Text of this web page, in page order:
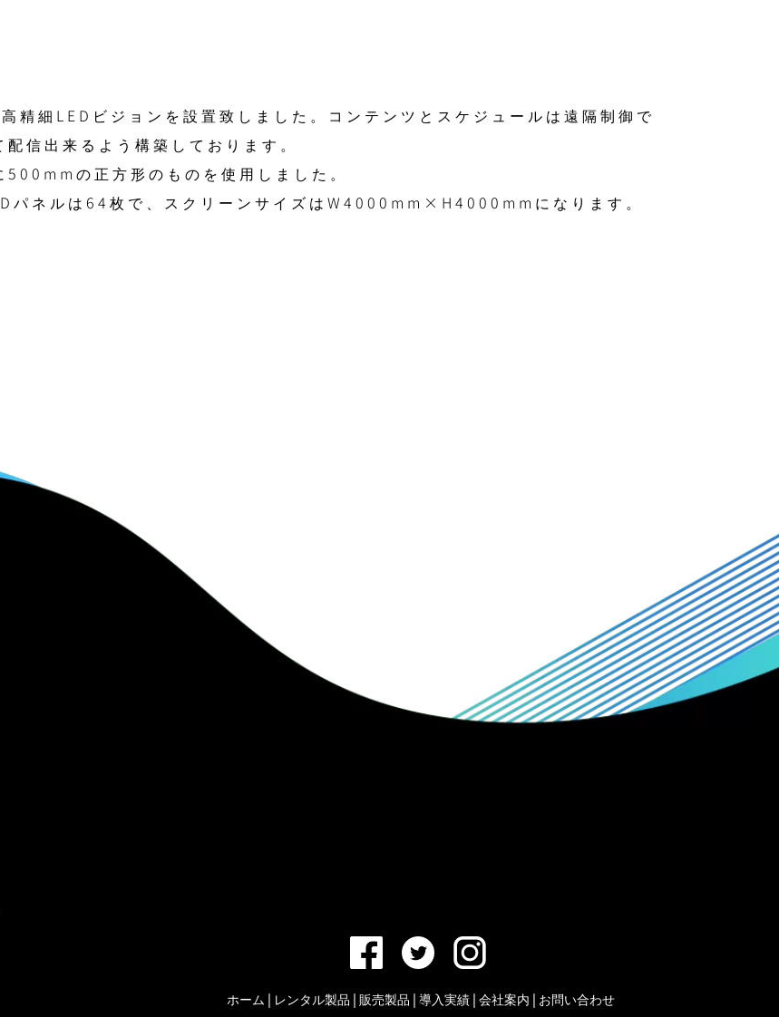
精細LEDビジョンを設置致しました。コンテンツとスケジュールは遠隔制御で
信出来るよう構築しております。
の正方形のものを使用しました。
ネルは64枚で、スクリーンサイズはW4000mm×H4000mmになります。
ホーム | レンタル製品 | 販売製品 | 導入実績| 会社案内 | お問い合わせ